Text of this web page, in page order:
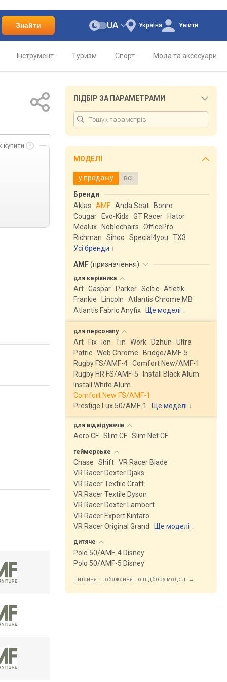
Знайти Україна
UA Увійти
Інструмент Туризм Спорт Мода та аксесуари
купити
ПІДБІР ЗА ПАРАМЕТРАМИ
МОДЕЛІ
у продажу всі
Бренди
Aklas
AMF Anda Seat
Bonro
Cougar
Evo-Kids GT Racer
Hator
Mealux
Noblechairs
OfficePro
Richman
Sihoo Special4you
ТX3
Усі бренди
AMF(призначення)
для керівника
Art Gaspar Parker Seltic Atletik
Frankie
Lincoln
Atlantis Chrome MB
Atlantis Fabric Anyfix
Ще моделі ↓
для персоналу
Art Fix Ion Tin Work Dzhun
Ultra
Patric Web Chrome
Bridge/AMF-5
Rugby FS/AMF-4 Comfort New/AMF-1
Rugby HR FS/AMF-5
Install Black Alum
Install White Alum
Comfort New FS/AMF-1
Prestige Lux 50/AMF-1
Ще моделі ↓
для відвідувачів
Aero CF Slim CF Slim Net CF
геймерське
Chase Shift VR Racer Blade
VR Racer Dexter Djaks
VR Racer Textile Craft
VR Racer Textile Dyson
VR Racer Dexter Lambert
VR Racer Expert Kintaro
VR Racer Original Grand
Ще моделі ↓
дитяче
Polo 50/AMF-4 Disney
Polo 50/AMF-5 Disney
Питання і побажання по підбору моделі →